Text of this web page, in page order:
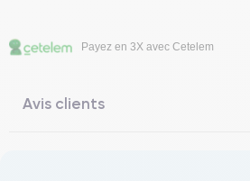
Payez en 3X avec Cetelem
Avis clients